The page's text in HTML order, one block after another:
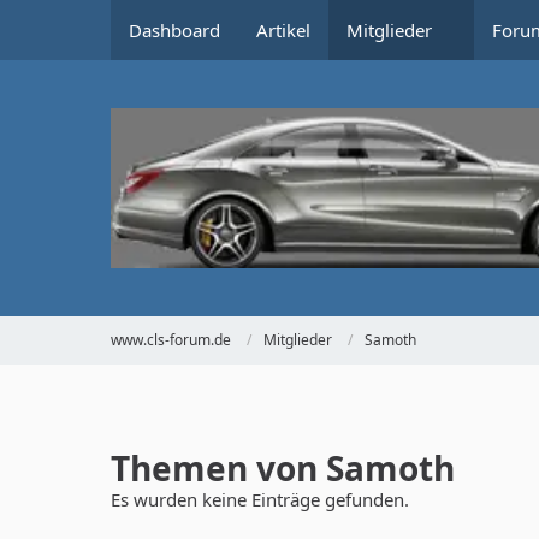
Dashboard Artikel Mitglieder
www.cls-forum.de Mitglieder Samoth
Themen von Samoth
Es wurden keine Einträge gefunden.